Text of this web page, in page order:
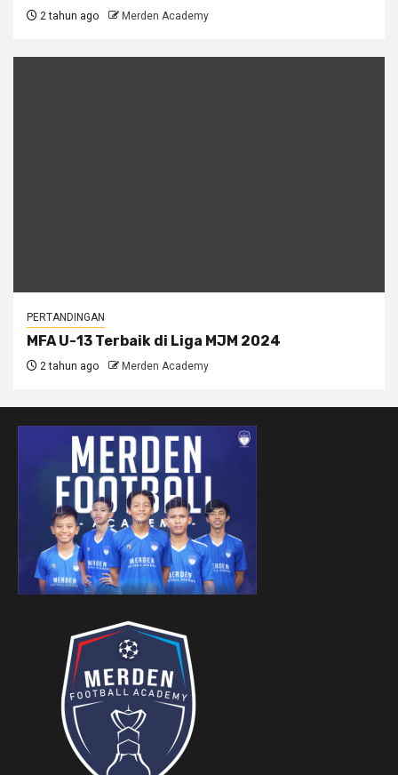
2 tahun ago Merden Academy
PERTANDINGAN
MFA U-13 Terbaik di Liga MJM 2024
2 tahun ago Merden Academy